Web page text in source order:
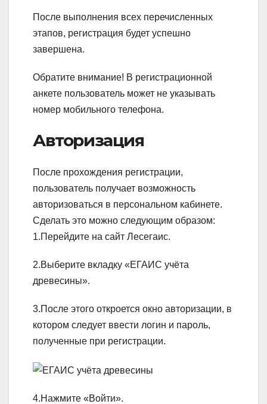
После выполнения всех перечисленных
этапов, регистрация будет успешно
завершена.
Обратите внимание! В регистрационной
анкете пользователь может не указывать
номер мобильного телефона.
Авторизация
После прохождения регистрации,
пользователь получает возможность
авторизоваться в персональном кабинете.
Сделать это можно следующим образом:
1.Перейдите на сайт Лесегаис.
2.Выберите вкладку «ЕГАИС учёта
древесины».
3.После этого откроется окно авторизации, в
котором следует ввести логин и пароль,
полученные при регистрации.
4.Нажмите «Войти».